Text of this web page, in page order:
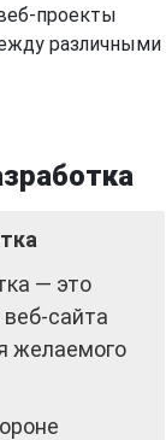
проекты
различными
— это
сайта
желаемого